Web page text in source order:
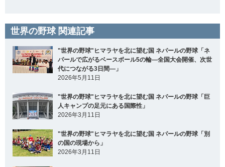
世界の野球 関連記事
"世界の野球"ヒマラヤを北に望む国 ネパールの野球「ネ
パールで広がるベースボール5の輪―全国大会開催、次世
代につながる3日間―」
2026年5月11日
"世界の野球"ヒマラヤを北に望む国 ネパールの野球「巨
人キャンプの足元にある国際性」
2026年3月11日
"世界の野球"ヒマラヤを北に望む国 ネパールの野球「別
の国の現場から」
2026年3月11日